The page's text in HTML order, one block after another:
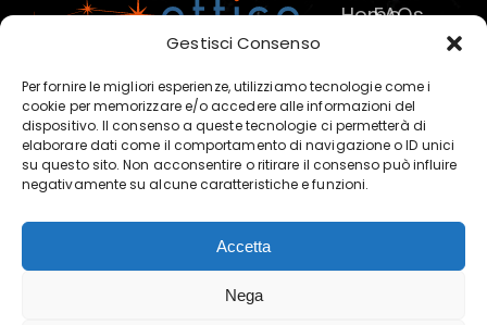
Gestisci Consenso
Per fornire le migliori esperienze, utilizziamo tecnologie come i
cookie per memorizzare e/o accedere alle informazioni del
dispositivo. Il consenso a queste tecnologie ci permetterà di
elaborare dati come il comportamento di navigazione o ID unici
su questo sito. Non acconsentire o ritirare il consenso può influire
negativamente su alcune caratteristiche e funzioni.
Accetta
Nega
Home
Chi
siamo
?
Contatti
FAQs
Pagamenti
Termini e
Privacy &